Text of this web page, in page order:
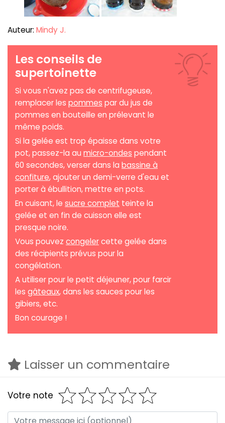
Auteur: Mindy J.
Les conseils de
supertoinette
Si vous n'avez pas de centrifugeuse,
remplacer les pommes par du jus de
pommes en bouteille en prélevant le
même poids.
Si la gelée est trop épaisse dans votre
pot, passez-la au micro-ondes pendant
60 secondes, verser dans la bassine à
confiture, ajouter un demi-verre d'eau et
porter à ébullition, mettre en pots.
En cuisant, le sucre complet teinte la
gelée et en fin de cuisson elle est
presque noire.
Vous pouvez congelercette gelée dans
des récipients prévus pour la
congélation.
A utiliser pour le petit déjeuner, pour farcir
les gâteaux, dans les sauces pour les
gibiers, etc.
Bon courage !
Laisser un commentaire
Votre note